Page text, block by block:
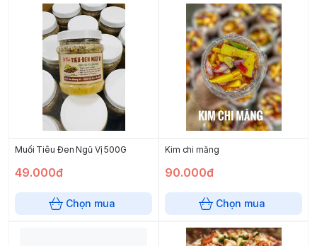
Muối Tiêu Đen Ngũ Vị 500G
49.000đ
Chọn mua
Kim chi măng
90.000đ
Chọn mua